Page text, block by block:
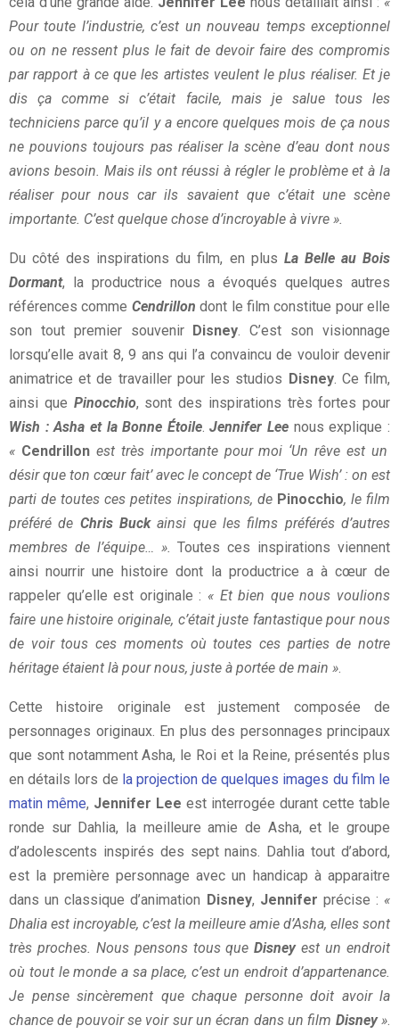
Pour toute l’industrie, c’est un nouveau temps exceptionnel
ou on ne ressent plus le fait de devoir faire des compromis
par rapport à ce que les artistes veulent le plus réaliser. Et je
dis ça comme si c’était facile, mais je salue tous les
techniciens parce qu’il y a encore quelques mois de ça nous
ne pouvions toujours pas réaliser la scène d’eau dont nous
avions besoin. Mais ils ont réussi à régler le problème et à la
réaliser pour nous car ils savaient que c’était une scène
importante. C’est quelque chose d’incroyable à vivre ».
Du côté des inspirations du film, en plus La Belle au Bois
Dormant, la productrice nous a évoqués quelques autres
références comme Cendrillon dont le film constitue pour elle
son tout premier souvenir
Disney. C’est son visionnage
lorsqu’elle avait 8, 9 ans qui l’a convaincu de vouloir devenir
animatrice et de travailler pour les studios Disney. Ce film,
ainsi que Pinocchio, sont des inspirations très fortes pour
Wish : Asha et la Bonne Étoile.Jennifer Lee nous explique :
« Cendrillonest très importante pour moi ‘Un rêve est un
désir que ton cœur fait’ avec le concept de ‘True Wish’ : on est
parti de toutes ces petites inspirations, de Pinocchio, le film
préféré de Chris Buckainsi que les films préférés d’autres
membres de l’équipe… ».Toutes ces inspirations viennent
ainsi nourrir une histoire dont la productrice a à cœur de
rappeler qu’elle est originale : « Et bien que nous voulions
faire une histoire originale, c’était juste fantastique pour nous
de voir tous ces moments où toutes ces parties de notre
héritage étaient là pour nous, juste à portée de main ».
Cette histoire originale est justement composée de
personnages originaux. En plus des personnages principaux
que sont notamment Asha, le Roi et la Reine, présentés plus
en détails lors de la projection de quelques images du film le
matin même, Jennifer Lee est interrogée durant cette table
ronde sur Dahlia, la meilleure amie de Asha, et le groupe
d’adolescents inspirés des sept nains. Dahlia tout d’abord,
est la première personnage avec un handicap à apparaitre
dans un classique d’animation Disney, Jennifer précise : «
Dhalia est incroyable, c’est la meilleure amie d’Asha, elles sont
très proches. Nous pensons tous queDisneyest un endroit
où tout le monde a sa place, c’est un endroit d’appartenance.
Je pense sincèrement que chaque personne doit avoir la
chance de pouvoir se voir sur un écran dans un film Disney».